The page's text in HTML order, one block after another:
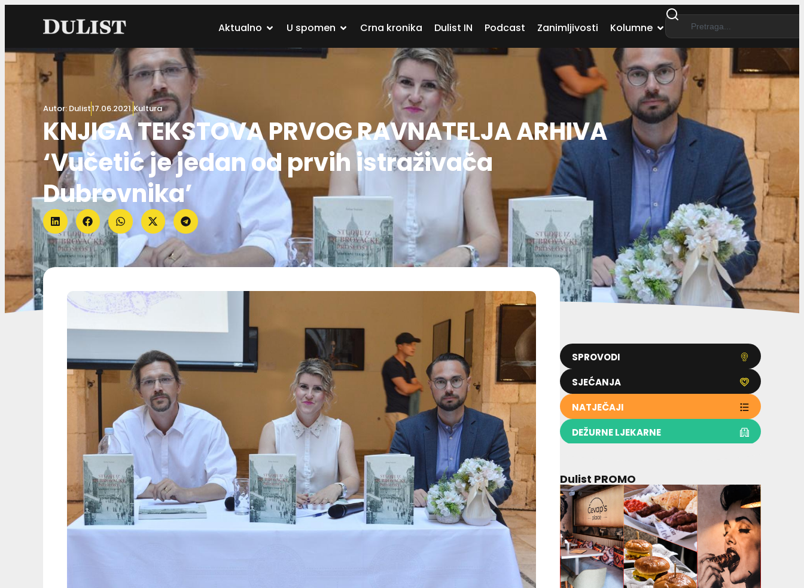
Aktualno U spomen Crna kronika Dulist IN Podcast Zanimljivosti Kolumne
Autor: Dulist17.06.2021.Kultura
KNJIGA TEKSTOVA PRVOG RAVNATELJA ARHIVA
‘Vučetić je jedan od prvih istraživača
Dubrovnika’
SPROVODI
SJEĆANJA
NATJEČAJI
DEŽURNE LJEKARNE
Dulist PROMO